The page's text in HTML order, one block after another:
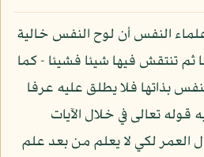
علماء النفس أن لوح النفس خالية
ثم تنتقش فيها شيئا فشيئا - كما
بذاتها فلا يطلق عليه عرفا
قوله تعالى في خلال الآيات
العمر لكي لا يعلم من بعد علم